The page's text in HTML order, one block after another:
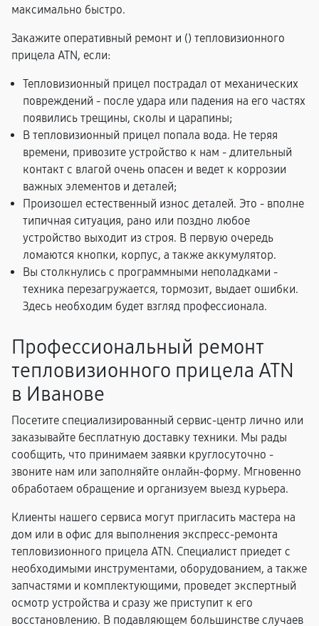
максимально быстро.
Закажите оперативный ремонт и () тепловизионного
прицела ATN, если:
Тепловизионный прицел пострадал от механических
повреждений - после удара или падения на его частях
появились трещины, сколы и царапины;
В тепловизионный прицел попала вода. Не теряя
времени, привозите устройство к нам - длительный
контакт с влагой очень опасен и ведет к коррозии
важных элементов и деталей;
Произошел естественный износ деталей. Это - вполне
типичная ситуация, рано или поздно любое
устройство выходит из строя. В первую очередь
ломаются кнопки, корпус, а также аккумулятор.
Вы столкнулись с программными неполадками -
техника перезагружается, тормозит, выдает ошибки.
Здесь необходим будет взгляд профессионала.
Профессиональный ремонт
тепловизионного прицела ATN
в Иванове
Посетите специализированный сервис-центр лично или
заказывайте бесплатную доставку техники. Мы рады
сообщить, что принимаем заявки круглосуточно -
звоните нам или заполняйте онлайн-форму. Мгновенно
обработаем обращение и организуем выезд курьера.
Клиенты нашего сервиса могут пригласить мастера на
дом или в офис для выполнения экспресс-ремонта
тепловизионного прицела ATN. Специалист приедет с
необходимыми инструментами, оборудованием, а также
запчастями и комплектующими, проведет экспертный
осмотр устройства и сразу же приступит к его
восстановлению. В подавляющем большинстве случаев